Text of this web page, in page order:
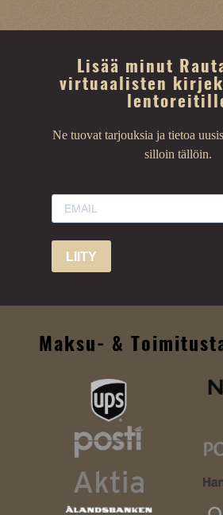
Lisää minut
virtuaalisten
Ne tuovat tarjouksia ja tietoa
silloin tällöin.
LIITY
Maksu- &